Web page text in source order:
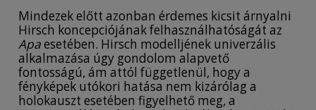
Mindezek előtt azonban érdemes kicsit árnyalni
Hirsch koncepciójának felhasználhatóságát az
Apaesetében. Hirsch modelljének univerzális
alkalmazása úgy gondolom alapvető
fontosságú, ám attól függetlenül, hogy a
fényképek utókori hatása nem kizárólag a
holokauszt esetében figyelhető meg, a